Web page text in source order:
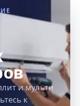
и мульти
к